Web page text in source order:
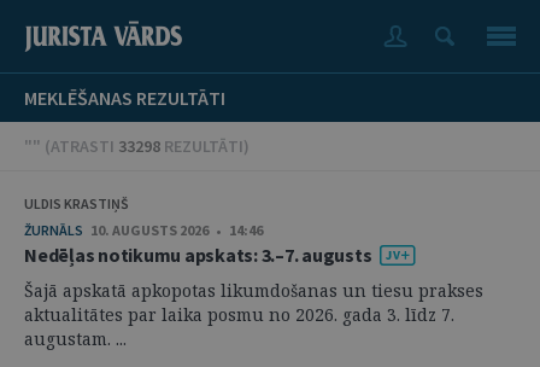
MEKLĒŠANAS REZULTĀTI
"" (ATRASTI 33298 REZULTĀTI)
ULDIS KRASTIŅŠ
ŽURNĀLS 10. AUGUSTS 2026 • 14:46
Nedēļas notikumu apskats: 3.–7. augusts
Šajā apskatā apkopotas likumdošanas un tiesu prakses
aktualitātes par laika posmu no 2026. gada 3. līdz 7.
augustam. ...